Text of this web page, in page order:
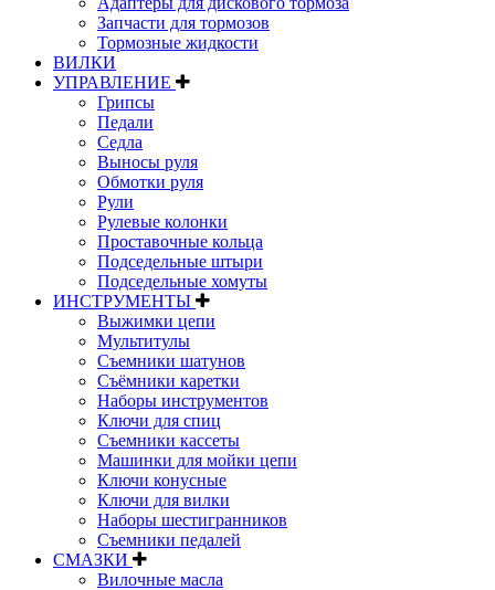
Запчасти для тормозов
Тормозные жидкости
ВИЛКИ
УПРАВЛЕНИЕ
Грипсы
Педали
Седла
Выносы руля
Обмотки руля
Рули
Рулевые колонки
Проставочные кольца
Подседельные штыри
Подседельные хомуты
ИНСТРУМЕНТЫ
Выжимки цепи
Мультитулы
Съемники шатунов
Съёмники каретки
Наборы инструментов
Ключи для спиц
Съемники кассеты
Машинки для мойки цепи
Ключи конусные
Ключи для вилки
Наборы шестигранников
Съемники педалей
СМАЗКИ
Вилочные масла